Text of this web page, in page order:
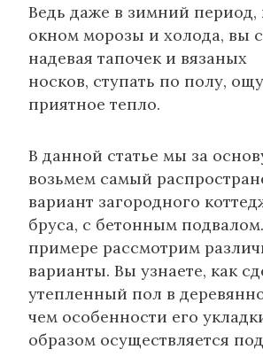
Ведь даже в зимний период,
окном морозы и холода, вы
надевая тапочек и вязаных
носков, ступать по полу,
приятное тепло.
В данной статье мы за
возьмем самый
вариант загородного
бруса, с бетонным
примере рассмотрим
варианты. Вы узнаете, как
утепленный пол в
чем особенности его
образом осуществляется